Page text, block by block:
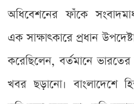
অধিবেশনের ফাঁকে
এক সাক্ষাৎকারে প্রধান
করেছিলেন, বর্তমানে
খবর ছড়ানো। বাংলাদেশে